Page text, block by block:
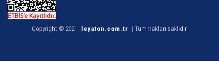
Copyright © 2021 leyaton.com.tr | Tüm hakları saklıdır.